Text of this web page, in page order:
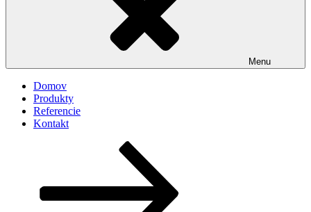
Menu
Domov
Produkty
Referencie
Kontakt